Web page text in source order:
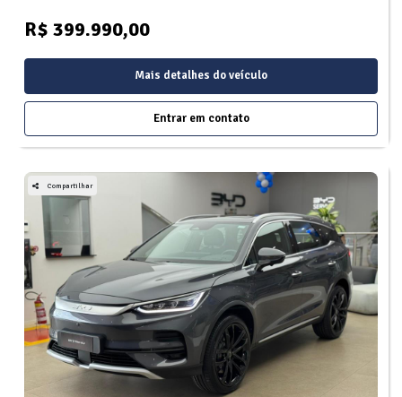
R$ 399.990,00
Mais detalhes do veículo
Entrar em contato
Compartilhar